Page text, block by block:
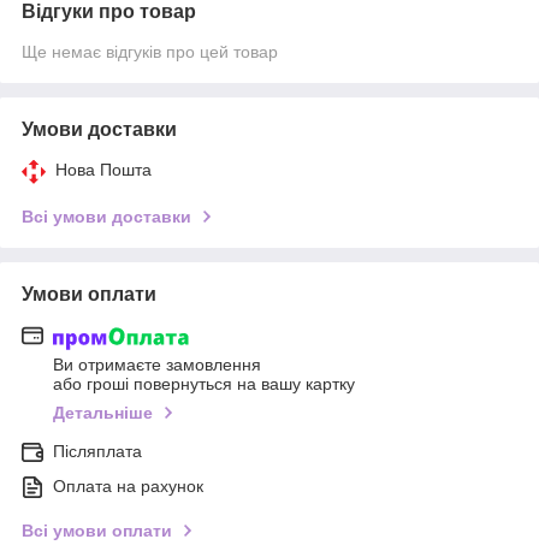
Відгуки про товар
Ще немає відгуків про цей товар
Умови доставки
Нова Пошта
Всі умови доставки
Умови оплати
Ви отримаєте замовлення
або гроші повернуться на вашу картку
Детальніше
Післяплата
Оплата на рахунок
Всі умови оплати